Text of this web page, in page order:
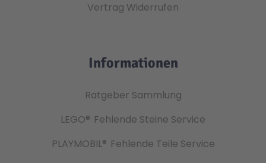
Vertrag Widerrufen
Informationen
Ratgeber Sammlung
LEGO® Fehlende Steine Service
PLAYMOBIL® Fehlende Teile Service